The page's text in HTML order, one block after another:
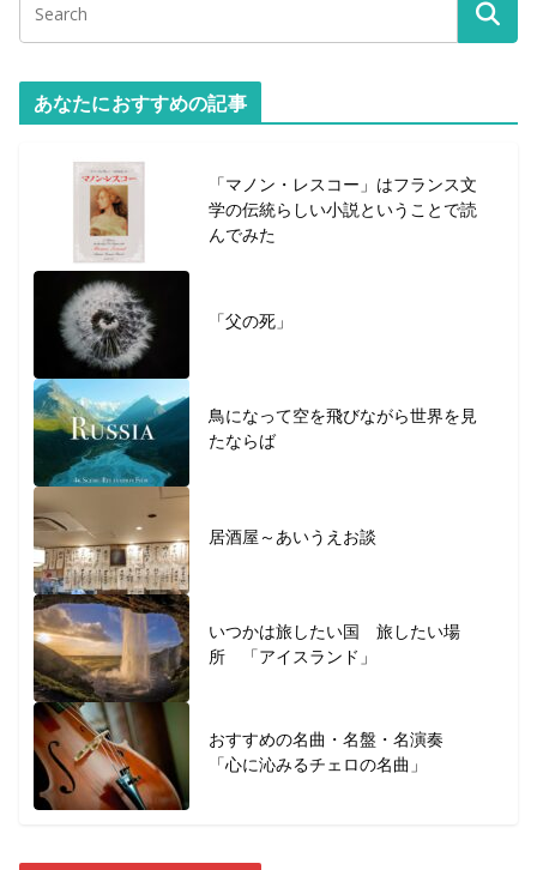
あなたにおすすめの記事
「マノン・レスコー」はフランス文
学の伝統らしい小説ということで読
んでみた
「父の死」
鳥になって空を飛びながら世界を見
たならば
居酒屋～あいうえお談
いつかは旅したい国 旅したい場
所 「アイスランド」
おすすめの名曲・名盤・名演奏
「心に沁みるチェロの名曲」